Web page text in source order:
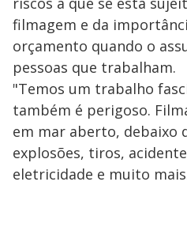
filmagem e da
orçamento quando o
pessoas que trabalham.
"Temos um trabalho
também é perigoso.
em mar aberto, debaixo
explosões, tiros,
eletricidade e muito